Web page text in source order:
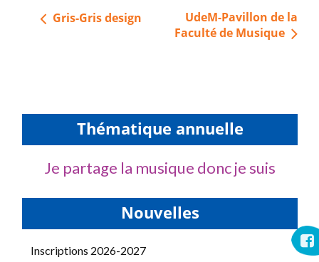
Navigation
Gris-Gris design
UdeM-Pavillon de la
Faculté de Musique
Thématique annuelle
Je partage la musique donc je suis
Nouvelles
Inscriptions 2026-2027